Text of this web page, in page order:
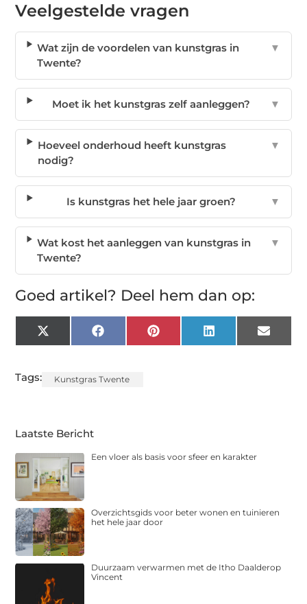
Veelgestelde vragen
Wat zijn de voordelen van kunstgras in
Twente?
▼
Moet ik het kunstgras zelf aanleggen? ▼
Hoeveel onderhoud heeft kunstgras
nodig?
▼
Is kunstgras het hele jaar groen? ▼
Wat kost het aanleggen van kunstgras in
Twente?
▼
Goed artikel? Deel hem dan op:
X
(Twitter)
FacebookPinterest LinkedIn Email
Tags: Kunstgras Twente
Laatste Bericht
Een vloer als basis voor sfeer en karakter
Overzichtsgids voor beter wonen en tuinieren
het hele jaar door
Duurzaam verwarmen met de Itho Daalderop
Vincent